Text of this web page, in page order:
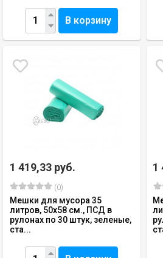
В корзину
1 419,33 руб.
(0)
Мешки для мусора 35
литров, 50х58 см., ПСД в
рулонах по 30 штук, зеленые,
ста...
1